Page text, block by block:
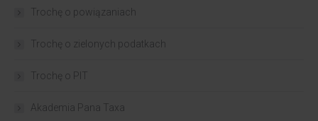
Trochę o powiązaniach​
Trochę o zielonych podatkach
Trochę o PIT
Akademia Pana Taxa